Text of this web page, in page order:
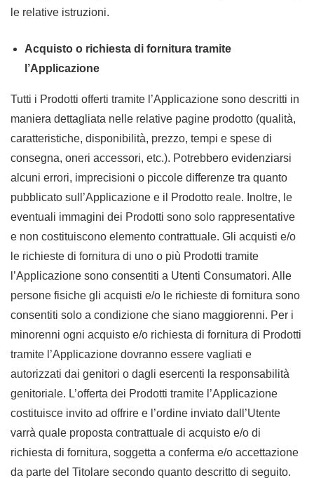
le relative istruzioni.
Acquisto o richiesta di fornitura tramite
l’Applicazione
Tutti i Prodotti offerti tramite l’Applicazione sono descritti in
maniera dettagliata nelle relative pagine prodotto (qualità,
caratteristiche, disponibilità, prezzo, tempi e spese di
consegna, oneri accessori, etc.). Potrebbero evidenziarsi
alcuni errori, imprecisioni o piccole differenze tra quanto
pubblicato sull’Applicazione e il Prodotto reale. Inoltre, le
eventuali immagini dei Prodotti sono solo rappresentative
e non costituiscono elemento contrattuale. Gli acquisti e/o
le richieste di fornitura di uno o più Prodotti tramite
l’Applicazione sono consentiti a Utenti Consumatori. Alle
persone fisiche gli acquisti e/o le richieste di fornitura sono
consentiti solo a condizione che siano maggiorenni. Per i
minorenni ogni acquisto e/o richiesta di fornitura di Prodotti
tramite l’Applicazione dovranno essere vagliati e
autorizzati dai genitori o dagli esercenti la responsabilità
genitoriale. L’offerta dei Prodotti tramite l’Applicazione
costituisce invito ad offrire e l’ordine inviato dall’Utente
varrà quale proposta contrattuale di acquisto e/o di
richiesta di fornitura, soggetta a conferma e/o accettazione
da parte del Titolare secondo quanto descritto di seguito.